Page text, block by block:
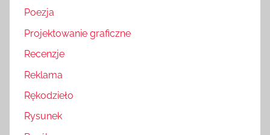
Poezja
Projektowanie graficzne
Recenzje
Reklama
Rękodzieło
Rysunek